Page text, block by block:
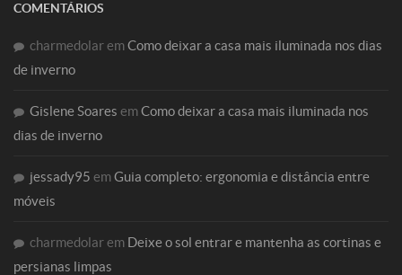
COMENTÁRIOS
charmedolaremComo deixar a casa mais iluminada nos dias
de inverno
Gislene Soares emComo deixar a casa mais iluminada nos
dias de inverno
jessady95 emGuia completo: ergonomia e distância entre
móveis
charmedolarem Deixe o sol entrar e mantenha as cortinas e
persianas limpas